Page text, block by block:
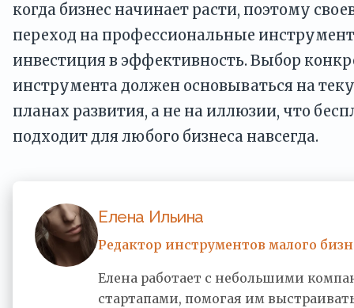
когда бизнес начинает расти, поэтому
переход на профессиональные
инвестиция в эффективность. Выбор
инструмента должен основываться на
планах развития, а не на иллюзии, что
подходит для любого бизнеса навсегда.
Елена Ильина
Редактор инструментов малого
Елена работает с небольшими
стартапами, помогая им